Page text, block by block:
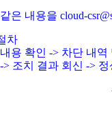
은 내용을 cloud-
차
용 확인 -> 차단 내
> 조치 결과 회신 ->